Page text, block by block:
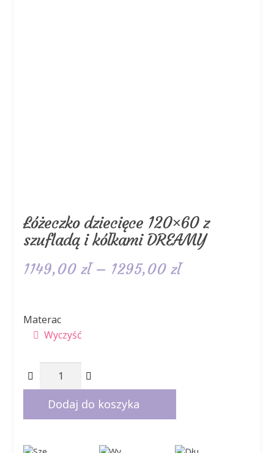
Łóżeczko dziecięce 120×60 z
szufladą i kółkami DREAMY
1149,00 zł – 1295,00 złZakres
Materac
Wyczyść
ilość
Łóżeczko
dziecięce
Dodaj do koszyka